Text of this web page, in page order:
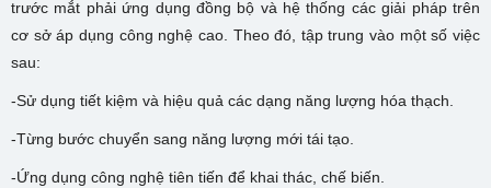
trước mắt phải ứng dụng đồng bộ và hệ thống các giải pháp trên
cơ sở áp dụng công nghệ cao. Theo đó, tập trung vào một số việc
sau:
-Sử dụng tiết kiệm và hiệu quả các dạng năng lượng hóa thạch.
-Từng bước chuyển sang năng lượng mới tái tạo.
-Ứng dụng công nghệ tiên tiến để khai thác, chế biến.